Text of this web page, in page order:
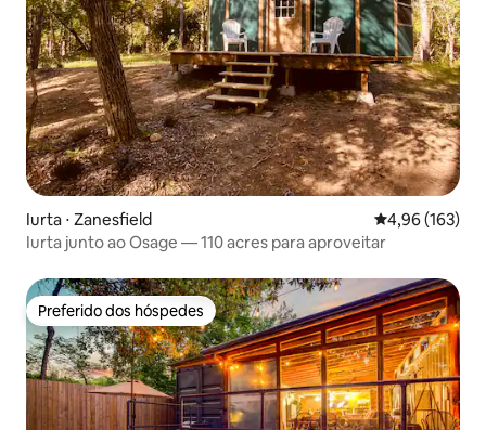
Iurta ⋅ Zanesfield 4,96 de uma
4,96 (163)
Iurta junto ao Osage — 110 acres para aproveitar
Preferido dos hóspedes
Preferido dos hóspedes